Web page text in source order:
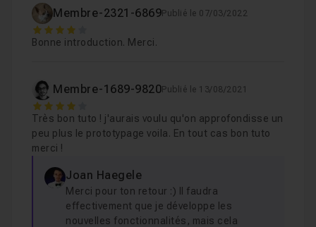
Voir
Leçon 10 Maquette - Finalisation du format web
Leçon 11
Maquette - Déclinaison au format mobile
Membre-2321-6869Publié le 07/03/2022
4
Bonne introduction. Merci.
Membre-1689-9820Publié le 13/08/2021
4
Très bon tuto ! j'aurais voulu qu'on approfondisse un
peu plus le prototypage voila. En tout cas bon tuto
merci !
Joan Haegele
Merci pour ton retour :) Il faudra
effectivement que je développe les
nouvelles fonctionnalités, mais cela